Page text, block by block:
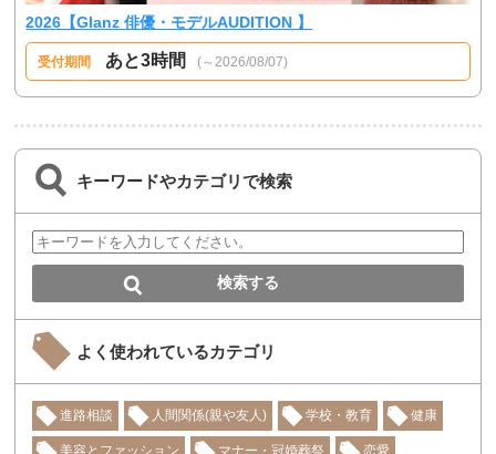
2026【Glanz 俳優・モデルAUDITION 】
受付期間 あと3時間 (～2026/08/07)
キーワードやカテゴリで検索
よく使われているカテゴリ
進路相談 人間関係(親や友人) 学校・教育 健康
美容とファッション マナー・冠婚葬祭 恋愛